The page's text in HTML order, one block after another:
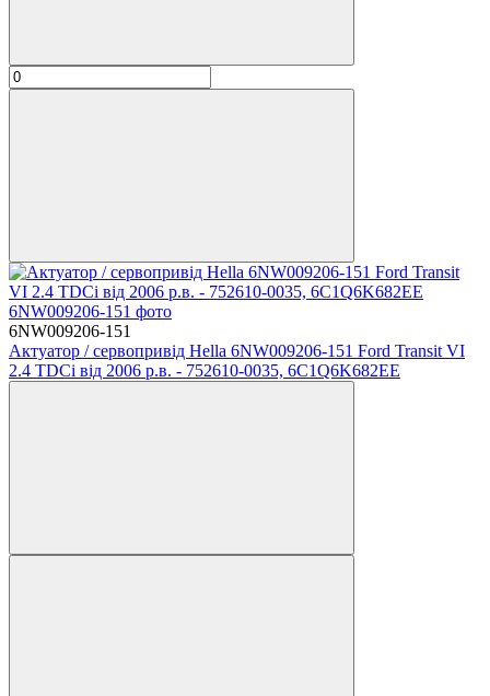
6NW009206-151
Актуатор / сервопривід Hella 6NW009206-151 Ford Transit VI
2.4 TDCi від 2006 р.в. - 752610-0035, 6C1Q6K682EE